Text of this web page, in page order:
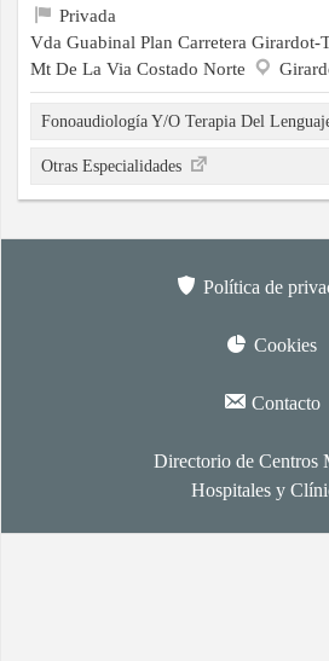
BuscarPrivada
Vda Guabinal Plan Carretera Girardot-
Mt De La Via Costado Norte
Fonoaudiología Y/O Terapia Del
Otras Especialidades
Política de
Cookies
Contacto
Directorio de Centros
Hospitales y